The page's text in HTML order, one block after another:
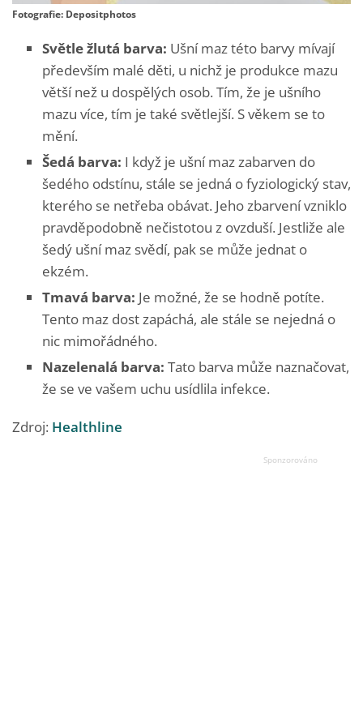
Fotografie: Depositphotos
Světle žlutá barva: Ušní maz této barvy mívají
především malé děti, u nichž je produkce mazu
větší než u dospělých osob. Tím, že je ušního
mazu více, tím je také světlejší. S věkem se to
mění.
Šedá barva: I když je ušní maz zabarven do
šedého odstínu, stále se jedná o fyziologický stav,
kterého se netřeba obávat. Jeho zbarvení vzniklo
pravděpodobně nečistotou z ovzduší. Jestliže ale
šedý ušní maz svědí, pak se může jednat o
ekzém.
Tmavá barva: Je možné, že se hodně potíte.
Tento maz dost zapáchá, ale stále se nejedná o
nic mimořádného.
Nazelenalá barva: Tato barva může naznačovat,
že se ve vašem uchu usídlila infekce.
Zdroj: Healthline